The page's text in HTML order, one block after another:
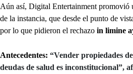
Aún así, Digital Entertainment promovió
de la instancia, que desde el punto de
por lo que pidieron el rechazo in limine
Antecedentes: “Vender propiedades
deudas de salud es inconstitucional”,